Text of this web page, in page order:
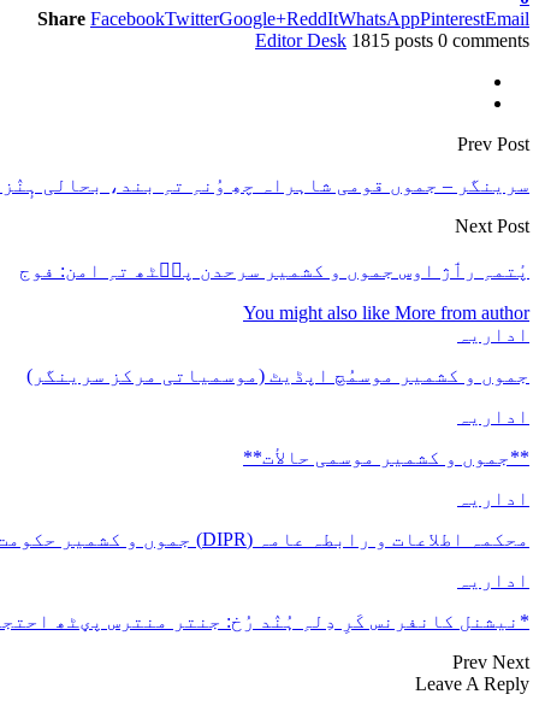
Share FacebookTwitterGoogle+ReddItWhatsAppPinterestEmail
Editor Desk 1815 posts 0 comments
Prev Post
سرینگر – جموں قومی شاہراہ چھِ وُنہِ تہِ بند، بحالی ہٕنٛز
Next Post
پٔتمہِ رٲژ اوس جموں و کشمیر سرحدن پٮ۪ٹھ تہِ امن: فوج
You might also like More from author
اداریہ
جموں و کشمیر موسمُچ اپڈیٹ (موسمیاتی مرکز سرینگر)
اداریہ
**جموں و كشمیر موسمی حالأت**
اداریہ
محکمہ اطلاعات و رابطہ عامہ (DIPR) جموں و کشمیر حکومت طرفہ بڑس پیمانس پیٹھ 17(سدہن)…
اداریہ
*نیشنل کانفرنس کَرِ دِلہِ ہُنٛد رُخ: جنتر منترس پؠٹھ
Prev Next
Leave A Reply